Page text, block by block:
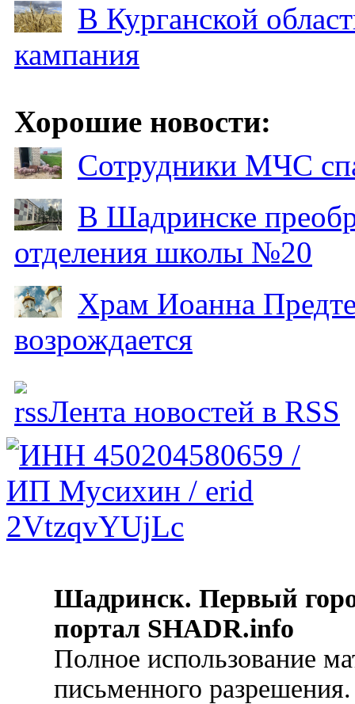
В Курганской
кампания
Хорошие новости:
Сотрудники МЧС
В Шадринске
отделения школы №20
Храм Иоанна
возрождается
Лента новостей в RSS
Шадринск. Первый
портал SHADR.info
Полное использование
письменного